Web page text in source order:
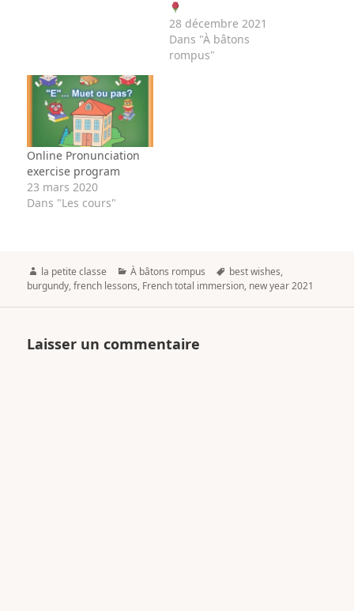
28 décembre 2021
Dans "À bâtons
rompus"
Online Pronunciation
exercise program
23 mars 2020
Dans "Les cours"
Author
la petite classe Categories
À bâtons rompus Tags
best wishes,
burgundy,french lessons, French total immersion, new year 2021
Laisser un commentaire